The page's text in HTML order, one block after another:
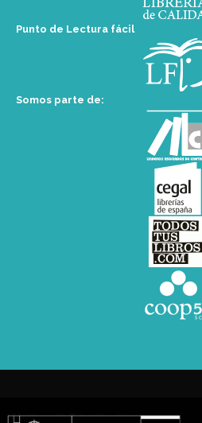
Punto de Lectura fácil
Somos parte de: